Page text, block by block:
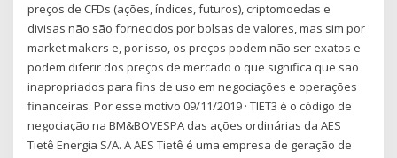
preços de CFDs (ações, índices, futuros), criptomoedas e
divisas não são fornecidos por bolsas de valores, mas sim por
market makers e, por isso, os preços podem não ser exatos e
podem diferir dos preços de mercado o que significa que são
inapropriados para fins de uso em negociações e operações
financeiras. Por esse motivo 09/11/2019 · TIET3 é o código de
negociação na BM&BOVESPA das ações ordinárias da AES
Tietê Energia S/A. A AES Tietê é uma empresa de geração de